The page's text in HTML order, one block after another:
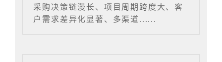
采购决策链漫长、项目周期跨度大、客
户需求差异化显著、多渠道......